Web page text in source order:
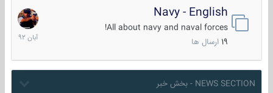
Navy - English
All about navy and naval forces!
ارسال ها
22
آبان
1392
NEWS SECTION - بخش خبر